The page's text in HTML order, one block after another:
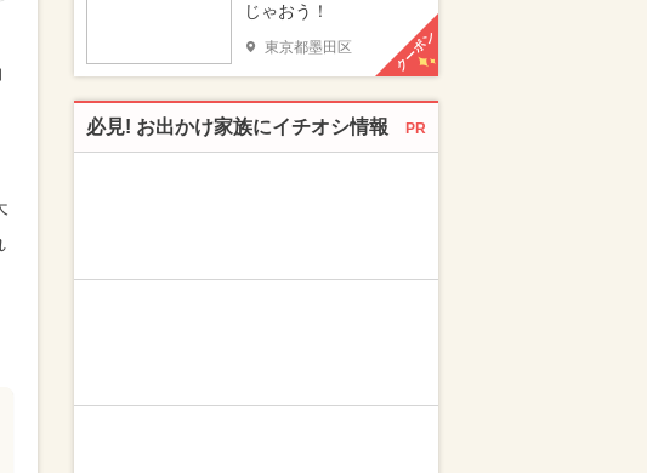
じゃおう！
東京都墨田区 クーポン
必見! お出かけ家族にイチオシ情報 PR